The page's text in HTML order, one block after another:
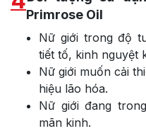
Primrose Oil
Nữ giới trong độ
tiết tố, kinh nguyệt
Nữ giới muốn cải
hiệu lão hóa.
Nữ giới đang
mãn kinh.